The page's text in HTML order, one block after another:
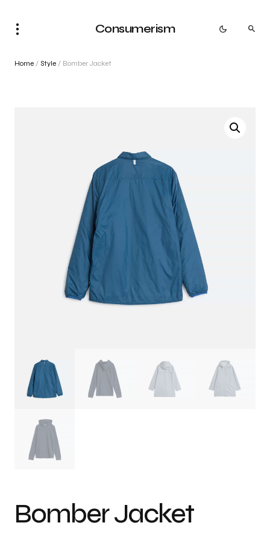
Consumerism
Home / Style / Bomber Jacket
Bomber Jacket